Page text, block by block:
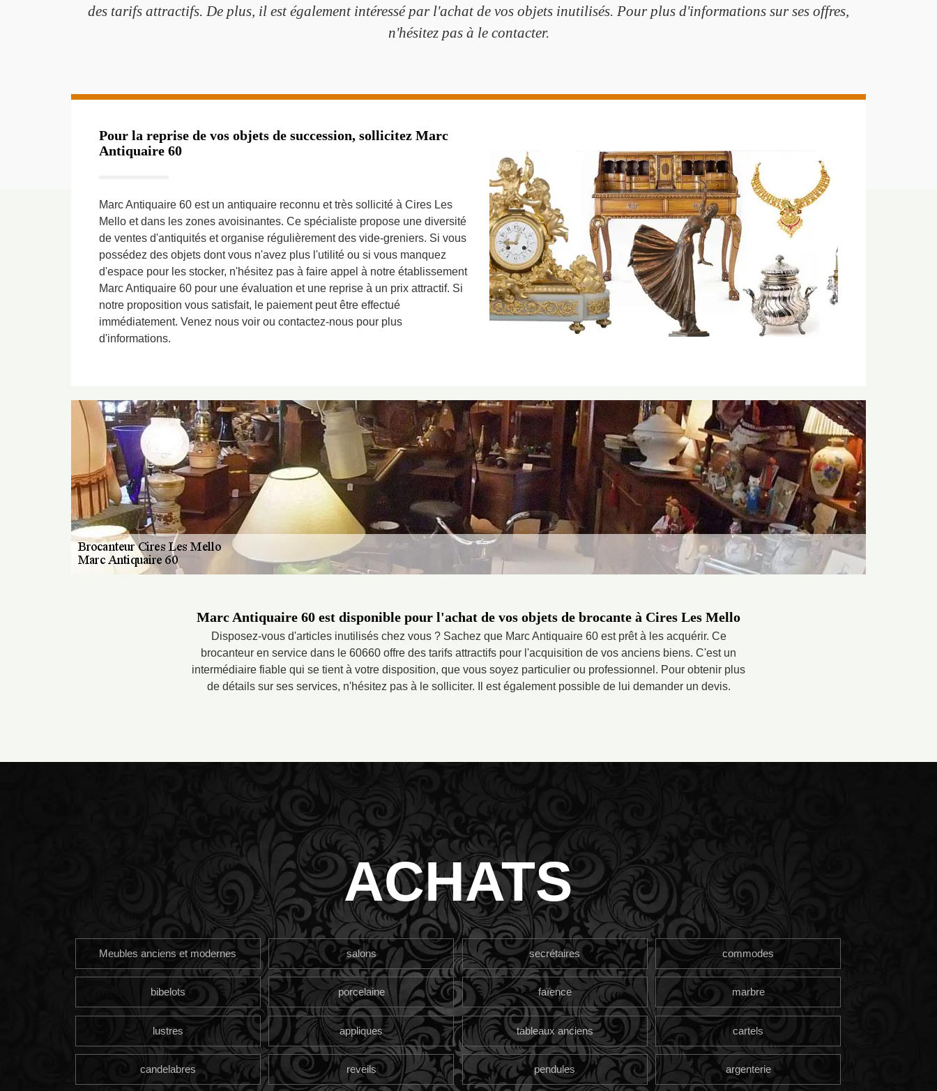
des tarifs attractifs. De plus, il est également intéressé par l'achat de vos objets inutilisés. Pour plus d'informations sur ses offres,
n'hésitez pas à le contacter.
Pour la reprise de vos objets de succession, sollicitez Marc
Antiquaire 60
Marc Antiquaire 60 est un antiquaire reconnu et très sollicité à Cires Les
Mello et dans les zones avoisinantes. Ce spécialiste propose une diversité
de ventes d'antiquités et organise régulièrement des vide-greniers. Si vous
possédez des objets dont vous n'avez plus l'utilité ou si vous manquez
d'espace pour les stocker, n'hésitez pas à faire appel à notre établissement
Marc Antiquaire 60 pour une évaluation et une reprise à un prix attractif. Si
notre proposition vous satisfait, le paiement peut être effectué
immédiatement. Venez nous voir ou contactez-nous pour plus
d'informations.
Marc Antiquaire 60 est disponible pour l'achat de vos objets de brocante à Cires Les Mello
Disposez-vous d'articles inutilisés chez vous ? Sachez que Marc Antiquaire 60 est prêt à les acquérir. Ce
brocanteur en service dans le 60660 offre des tarifs attractifs pour l'acquisition de vos anciens biens. C'est un
intermédiaire fiable qui se tient à votre disposition, que vous soyez particulier ou professionnel. Pour obtenir plus
de détails sur ses services, n'hésitez pas à le solliciter. Il est également possible de lui demander un devis.
ACHATS
Meubles anciens et modernes salons secrétaires commodes
bibelots porcelaine faïence marbre
lustres appliques tableaux anciens cartels
candelabres reveils pendules argenterie